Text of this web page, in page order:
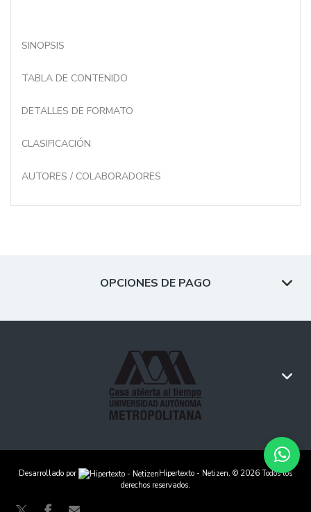
SINOPSIS
TABLA DE CONTENIDO
DETALLES DE FORMATO
CLASIFICACIÓN
AUTORES / COLABORADORES
OPCIONES DE PAGO
Desarrollado por Hipertexto - Netizen. © 2026 Todos los
derechos reservados.